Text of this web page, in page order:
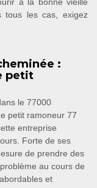
tous les cas, exigez
:
petit
le 77000
petit ramoneur 77
entreprise
Forte de ses
de prendre des
au cours de
et